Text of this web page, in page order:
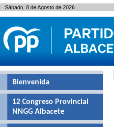
Bienvenida
12 Congreso Provincial
NNGG Albacete
Sábado, 8 de Agosto de 2026